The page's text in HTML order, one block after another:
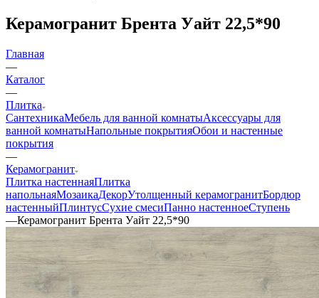
Керамогранит Брента Уайт 22,5*90
Главная
—
Каталог
—
Плитка
СантехникаМебель для ванной комнатыАксессуары для
ванной комнатыНапольные покрытияОбои и настенные
покрытия
—
Керамогранит
Плитка настеннаяПлитка
напольнаяМозаикаДекорУтолщенный керамогранитБордюр
настенныйПлинтусСухие смесиПанно настенноеСтупень
—Керамогранит Брента Уайт 22,5*90